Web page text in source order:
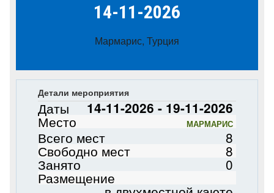
14-11-2026
Мармарис, Турция
Детали мероприятия
Даты 14-11-2026 - 19-11-2026
Место МАРМАРИС
Всего мест 8
Свободно мест 8
Занято 0
Размещение